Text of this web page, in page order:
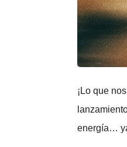
¡Lo que
energía…